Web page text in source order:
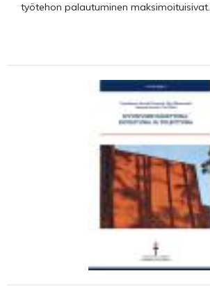
työtehon palautuminen maksimoituisivat.